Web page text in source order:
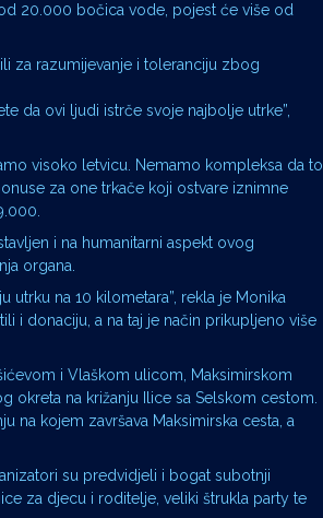
20.000 bočica vode, pojest će više od
za razumijevanje i toleranciju zbog
da ovi ljudi istrče svoje najbolje utrke”,
visoko letvicu. Nemamo kompleksa da to
za one trkače koji ostvare iznimne
i na humanitarni aspekt ovog
organa.
na 10 kilometara”, rekla je Monika
i donaciju, a na taj je način prikupljeno više
i Vlaškom ulicom, Maksimirskom
na križanju Ilice sa Selskom cestom.
na kojem završava Maksimirska cesta, a
su predvidjeli i bogat subotnji
za djecu i roditelje, veliki štrukla party te